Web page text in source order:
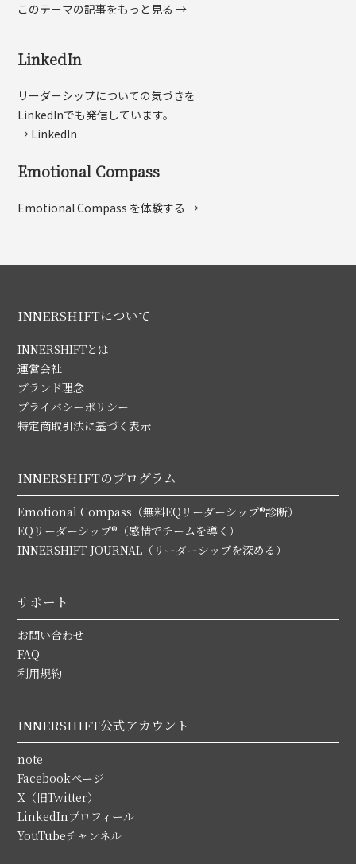
このテーマの記事をもっと見る →
LinkedIn
リーダーシップについての気づきを
LinkedInでも発信しています。
→ LinkedIn
Emotional Compass
Emotional Compass を体験する →
INNERSHIFTについて
INNERSHIFTとは
運営会社
ブランド理念
プライバシーポリシー
特定商取引法に基づく表示
INNERSHIFTのプログラム
Emotional Compass（無料EQリーダーシップ®診断）
EQリーダーシップ®（感情でチームを導く）
INNERSHIFT JOURNAL（リーダーシップを深める）
サポート
お問い合わせ
FAQ
利用規約
INNERSHIFT公式アカウント
note
Facebookページ
X（旧Twitter）
LinkedInプロフィール
YouTubeチャンネル